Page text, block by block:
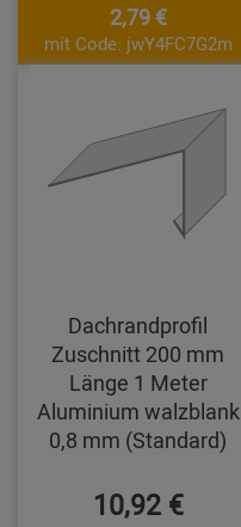
2,79 €
mit Code: jwY4FC7G2m
Dachrandprofil
Zuschnitt 200 mm
Länge 1 Meter
Aluminium walzblank
0,8 mm (Standard)
10,92 €